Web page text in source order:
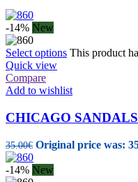
-14% New
Select options This product
Quick view
Compare
Add to wishlist
CHICAGO SANDALS
35.00€ Original price was:
-14% New